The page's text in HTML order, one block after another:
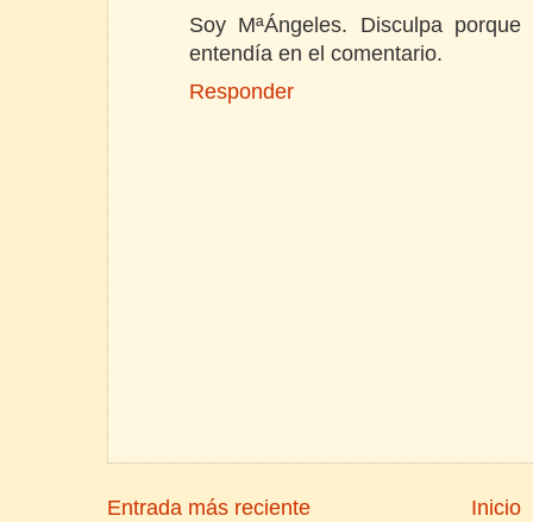
Soy MªÁngeles. Disculpa
entendía en el comentario.
Responder
Entrada más reciente
Inicio